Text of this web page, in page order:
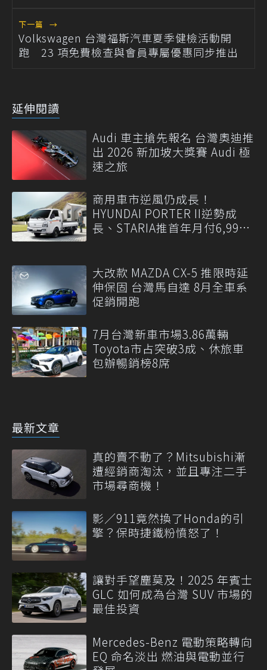
下一篇 →
Volkswagen 台灣福斯汽車夏季健檢活動開
跑 23 項免費檢查與會員專屬優惠同步推出
延伸閱讀
Audi 車主搶先報名 台灣奧迪推
出 2026 新加坡大獎賽 Audi 極
速之旅
商用車市逆風仍成長！
HYUNDAI PORTER II逆勢成
長、STARIA推首年月付6,999
大改款 MAZDA CX-5 推限時延
伸保固 台灣馬自達 8月全車系
促銷開跑
7月台灣新車市場3.86萬輛
Toyota市占突破3成、休旅車
包辦暢銷榜8席
最新文章
真的賣不動了？Mitsubishi漸
遭經銷商淘汰，並且專注二手
市場尋商機！
影／911竟然換了Honda的引
擎？保時捷鐵粉憤怒了！
讓對手望塵莫及！2025 年賓士
GLC 如何成為台灣 SUV 市場的
最佳投資
Mercedes-Benz 電動策略轉向
EQ 命名淡出 燃油與電動並行